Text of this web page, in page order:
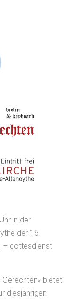
in der
der 16.
– gottesdienst
Gerechten« bietet
diesjährigen